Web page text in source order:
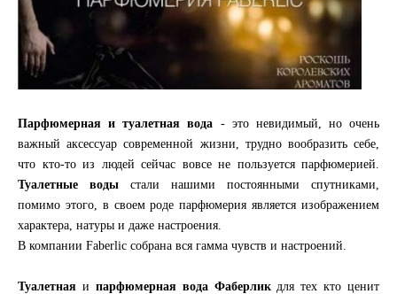
Парфюмерная и туалетная вода - это невидимый, но очень
важный аксессуар современной жизни, трудно вообразить себе,
что кто-то из людей сейчас вовсе не пользуется парфюмерией.
Туалетные воды стали нашими постоянными спутниками,
помимо этого, в своем роде парфюмерия является изображением
характера, натуры и даже настроения.
В компании Faberlic собрана вся гамма чувств и настроений.
Туалетная и парфюмерная вода Фаберликдля тех кто ценит